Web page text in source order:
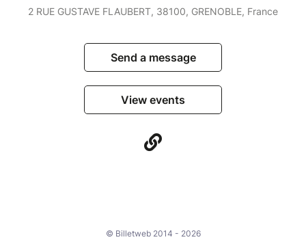
2 RUE GUSTAVE FLAUBERT, 38100, GRENOBLE, France
Send a message
View events
© Billetweb 2014 - 2026